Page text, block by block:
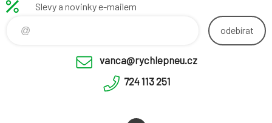
Slevy a novinky e-mailem
odebírat
vanca@rychlepneu.cz
724 113 251